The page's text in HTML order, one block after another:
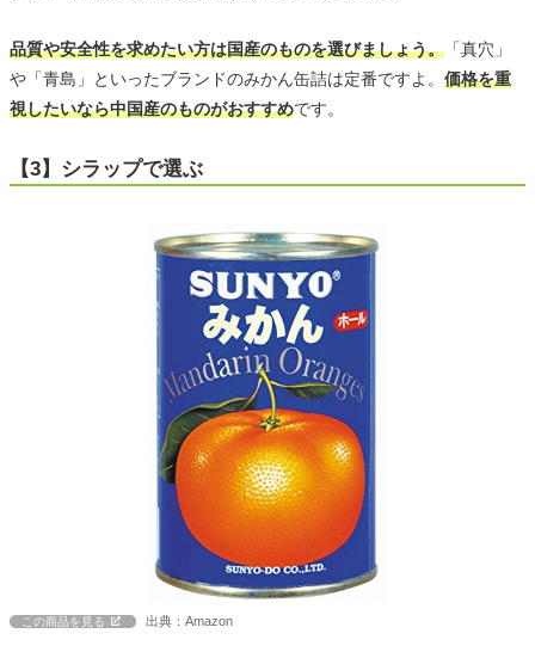
品質や安全性を求めたい方は国産のものを選びましょう。 「真穴」
や「青島」といったブランドのみかん缶詰は定番ですよ。 価格を重
視したいなら中国産のものがおすすめです。
【3】シラップで選ぶ
この商品を見る 出典：Amazon